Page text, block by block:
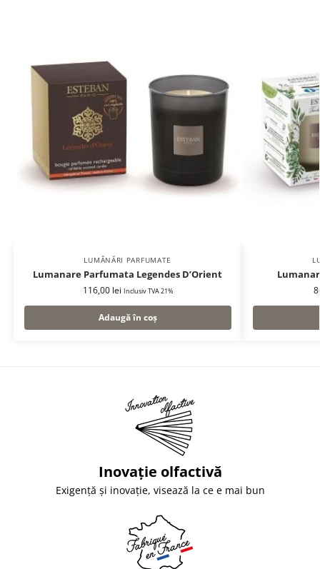
LUMÂNĂRI PARFUMATE
Lumanare Parfumata Legendes D’Orient
116,00 lei Inclusiv TVA 21%
Adaugă în coș
Inovație olfactivă
Exigență și inovație, visează la ce e mai bun